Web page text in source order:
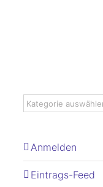
Anmelden
Eintrags-Feed